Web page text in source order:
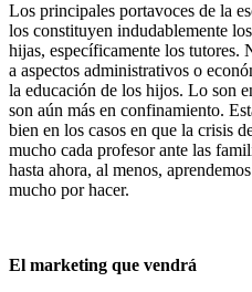
Los principales portavoces de la
los constituyen indudablemente
hijas, específicamente los tutores.
a aspectos administrativos o
la educación de los hijos. Lo son
son aún más en confinamiento.
bien en los casos en que la crisis
mucho cada profesor ante las
hasta ahora, al menos,
mucho por hacer.
El marketing que vendrá